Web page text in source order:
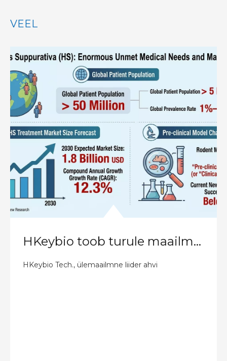
VEEL
HKeybio toob turule maailma esimese kõrge kliinilise järjepidevusega NHP Hidradenitis Suppurativa mudeli, et võidelda ülemaailmse uimastialase uurimis- ja arendustegevuse kitsaskohaga
HKeybio Tech., ülemaailmne liider ahvi